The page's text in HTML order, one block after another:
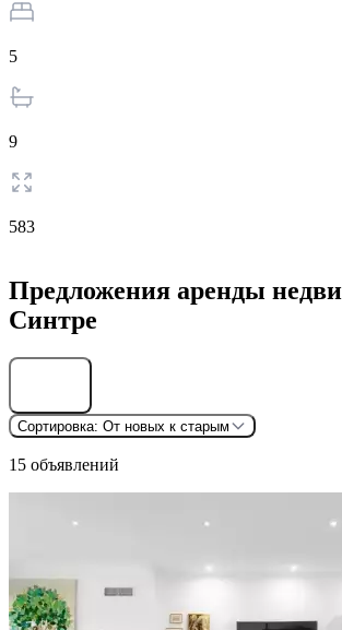
5
9
583
Предложения аренды
Синтре
Сортировка: От новых к старым
15 объявлений